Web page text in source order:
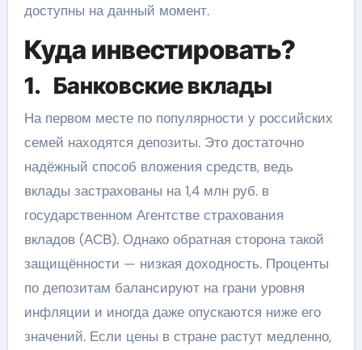
доступны на данный момент.
Куда инвестировать?
1. Банковские вклады
На первом месте по популярности у российских
семей находятся депозиты. Это достаточно
надёжный способ вложения средств, ведь
вклады застрахованы на 1,4 млн руб. в
государственном Агентстве страхования
вкладов (АСВ). Однако обратная сторона такой
защищённости — низкая доходность. Проценты
по депозитам балансируют на грани уровня
инфляции и иногда даже опускаются ниже его
значений. Если цены в стране растут медленно,